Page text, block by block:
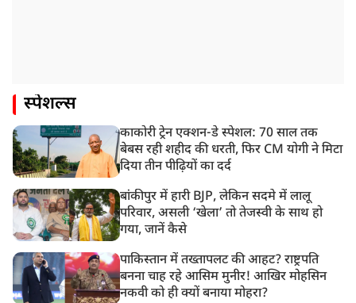
स्पेशल्स
काकोरी ट्रेन एक्शन-डे स्पेशल: 70 साल तक
बेबस रही शहीद की धरती, फिर CM योगी ने मिटा
दिया तीन पीढ़ियों का दर्द
बांकीपुर में हारी BJP, लेकिन सदमे में लालू
परिवार, असली ‘खेला’ तो तेजस्वी के साथ हो
गया, जानें कैसे
पाकिस्तान में तख्तापलट की आहट? राष्ट्रपति
बनना चाह रहे आसिम मुनीर! आखिर मोहसिन
नकवी को ही क्यों बनाया मोहरा?